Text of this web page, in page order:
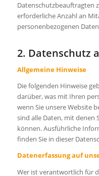
Datenschutzbeauftragten
erforderliche Anzahl an
personenbezogenen
2. Datenschutz
Allgemeine Hinweise
Die folgenden Hinweise
darüber, was mit Ihren
wenn Sie unsere Website
sind alle Daten, mit denen
können. Ausführliche
finden Sie in dieser
Datenerfassung auf
Wer ist verantwortlich für